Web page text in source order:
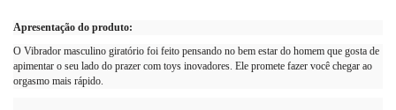
Apresentação do produto:
O Vibrador masculino giratório foi feito pensando no bem estar do homem que gosta de
apimentar o seu lado do prazer com toys inovadores. Ele promete fazer você chegar ao
orgasmo mais rápido.